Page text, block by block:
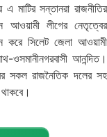
সন্তানরা রাজনীতির
আওয়ামী লীগের নেতৃত্বের
করে সিলেট জেলা আওয়ামী
ওসমানীনগরবাসী আনন্দিত।
সকল রাজনৈতিক দলের সহ